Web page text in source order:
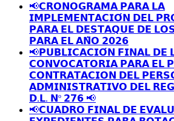
📢𝗖𝗥𝗢𝗡𝗢𝗚𝗥𝗔𝗠𝗔 𝗣𝗔𝗥𝗔 𝗟𝗔
𝗜𝗠𝗣𝗟𝗘𝗠𝗘𝗡𝗧𝗔𝗖𝗜𝗢́𝗡 𝗗𝗘𝗟
𝗣𝗔𝗥𝗔 𝗘𝗟 𝗗𝗘𝗦𝗧𝗔𝗤𝗨𝗘 𝗗𝗘
𝗣𝗔𝗥𝗔 𝗘𝗟 𝗔𝗡̃𝗢 𝟮𝟬𝟮𝟲
📢𝗣𝗨𝗕𝗟𝗜𝗖𝗔𝗖𝗜𝗢́𝗡 𝗙𝗜𝗡𝗔𝗟 𝗗𝗘
𝗖𝗢𝗡𝗩𝗢𝗖𝗔𝗧𝗢𝗥𝗜𝗔 𝗣𝗔𝗥𝗔 𝗘𝗟
𝗖𝗢𝗡𝗧𝗥𝗔𝗧𝗔𝗖𝗜𝗢𝗡 𝗗𝗘𝗟
𝗔𝗗𝗠𝗜𝗡𝗜𝗦𝗧𝗥𝗔𝗧𝗜𝗩𝗢 𝗗𝗘𝗟
𝗗.𝗟. 𝗡º 𝟮𝟳𝟲 📢
📢𝗖𝗨𝗔𝗗𝗥𝗢 𝗙𝗜𝗡𝗔𝗟 𝗗𝗘